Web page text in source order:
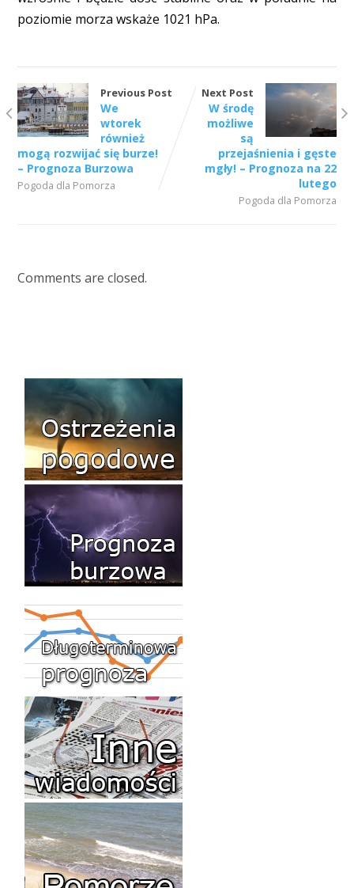
poziomie morza wskaże 1021 hPa.
Previous Post
We
wtorek
również
mogą rozwijać się burze!
– Prognoza Burzowa
Pogoda dla Pomorza
Next Post
W środę
możliwe
są
przejaśnienia i gęste
mgły! – Prognoza na 22
lutego
Pogoda dla Pomorza
Comments are closed.